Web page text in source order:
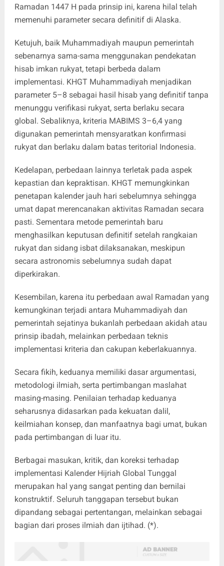
Ramadan 1447 H pada prinsip ini, karena hilal telah
memenuhi parameter secara definitif di Alaska.
Ketujuh, baik Muhammadiyah maupun pemerintah
sebenarnya sama-sama menggunakan pendekatan
hisab imkan rukyat, tetapi berbeda dalam
implementasi. KHGT Muhammadiyah menjadikan
parameter 5–8 sebagai hasil hisab yang definitif tanpa
menunggu verifikasi rukyat, serta berlaku secara
global. Sebaliknya, kriteria MABIMS 3–6,4 yang
digunakan pemerintah mensyaratkan konfirmasi
rukyat dan berlaku dalam batas teritorial Indonesia.
Kedelapan, perbedaan lainnya terletak pada aspek
kepastian dan kepraktisan. KHGT memungkinkan
penetapan kalender jauh hari sebelumnya sehingga
umat dapat merencanakan aktivitas Ramadan secara
pasti. Sementara metode pemerintah baru
menghasilkan keputusan definitif setelah rangkaian
rukyat dan sidang isbat dilaksanakan, meskipun
secara astronomis sebelumnya sudah dapat
diperkirakan.
Kesembilan, karena itu perbedaan awal Ramadan yang
kemungkinan terjadi antara Muhammadiyah dan
pemerintah sejatinya bukanlah perbedaan akidah atau
prinsip ibadah, melainkan perbedaan teknis
implementasi kriteria dan cakupan keberlakuannya.
Secara fikih, keduanya memiliki dasar argumentasi,
metodologi ilmiah, serta pertimbangan maslahat
masing-masing. Penilaian terhadap keduanya
seharusnya didasarkan pada kekuatan dalil,
keilmiahan konsep, dan manfaatnya bagi umat, bukan
pada pertimbangan di luar itu.
Berbagai masukan, kritik, dan koreksi terhadap
implementasi Kalender Hijriah Global Tunggal
merupakan hal yang sangat penting dan bernilai
konstruktif. Seluruh tanggapan tersebut bukan
dipandang sebagai pertentangan, melainkan sebagai
bagian dari proses ilmiah dan ijtihad. (*).